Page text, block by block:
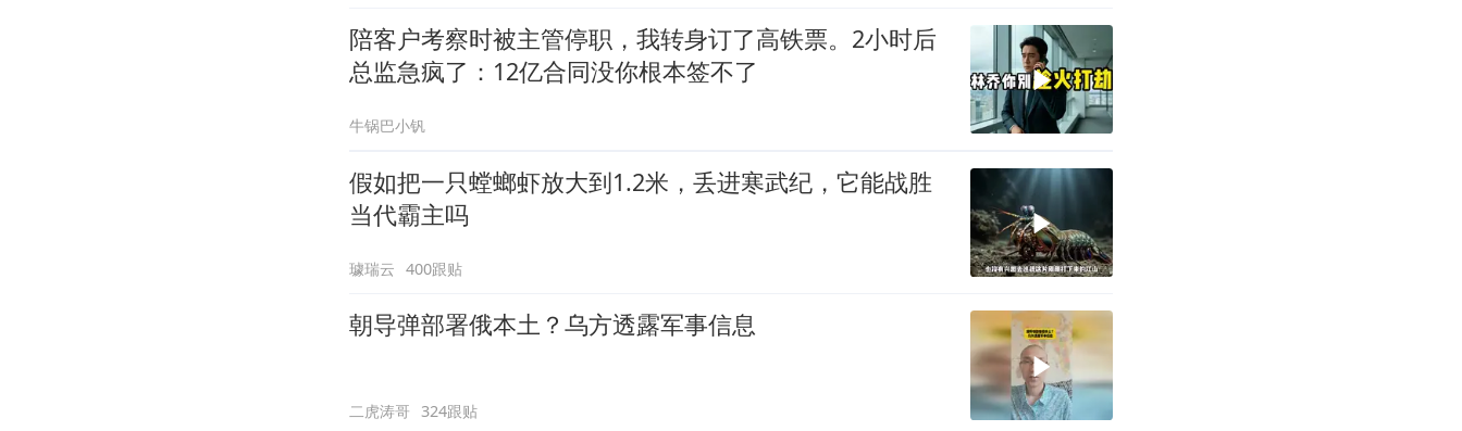
陪客户考察时被主管停职，我转身订了高铁票。2小时后
总监急疯了：12亿合同没你根本签不了
牛锅巴小钒
假如把一只螳螂虾放大到1.2米，丢进寒武纪，它能战胜
当代霸主吗
璩瑞云 400跟贴
朝导弹部署俄本土？乌方透露军事信息
二虎涛哥 324跟贴